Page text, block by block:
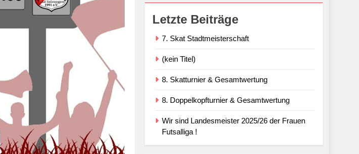
Letzte Beiträge
7. Skat Stadtmeisterschaft
(kein Titel)
8. Skatturnier & Gesamtwertung
8. Doppelkopfturnier & Gesamtwertung
Wir sind Landesmeister 2025/26 der Frauen
Futsalliga !